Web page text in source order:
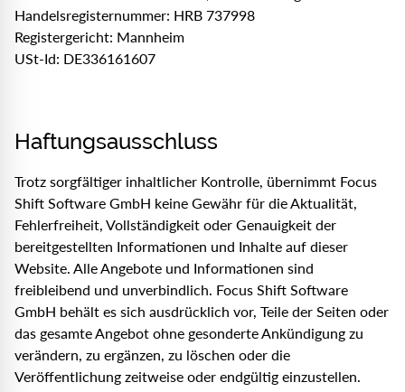
Handelsregisternummer: HRB 737998
Registergericht: Mannheim
USt-Id: DE336161607
Haftungsausschluss
Trotz sorgfältiger inhaltlicher Kontrolle, übernimmt Focus
Shift Software GmbH keine Gewähr für die Aktualität,
Fehlerfreiheit, Vollständigkeit oder Genauigkeit der
bereitgestellten Informationen und Inhalte auf dieser
Website. Alle Angebote und Informationen sind
freibleibend und unverbindlich. Focus Shift Software
GmbH behält es sich ausdrücklich vor, Teile der Seiten oder
das gesamte Angebot ohne gesonderte Ankündigung zu
verändern, zu ergänzen, zu löschen oder die
Veröffentlichung zeitweise oder endgültig einzustellen.